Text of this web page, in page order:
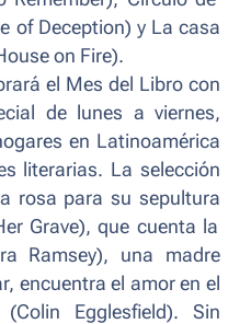
of Deception) y La casa
on Fire).
el Mes del Libro con
de lunes a viernes,
en Latinoamérica
literarias. La selección
rosa para su sepultura
Grave), que cuenta la
Ramsey), una madre
encuentra el amor en el
Egglesfield). Sin